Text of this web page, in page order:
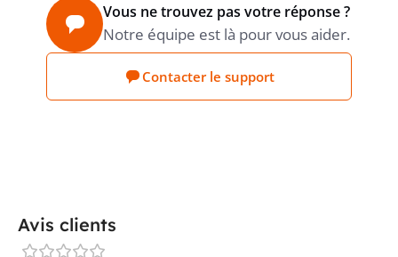
TEMPÉRATURE MAX. ADMISSIBLE DU
CONDUCTEUR
FAIBLE DÉGAGEMENT DE FUMÉE SELON
Vous ne trouvez pas votre réponse ?
Notre équipe est là pour vous aider.
Contacter le support
Avis clients